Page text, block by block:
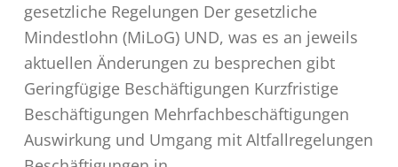
gesetzliche Regelungen Der gesetzliche
Mindestlohn (MiLoG) UND, was es an jeweils
aktuellen Änderungen zu besprechen gibt
Geringfügige Beschäftigungen Kurzfristige
Beschäftigungen Mehrfachbeschäftigungen
Auswirkung und Umgang mit Altfallregelungen